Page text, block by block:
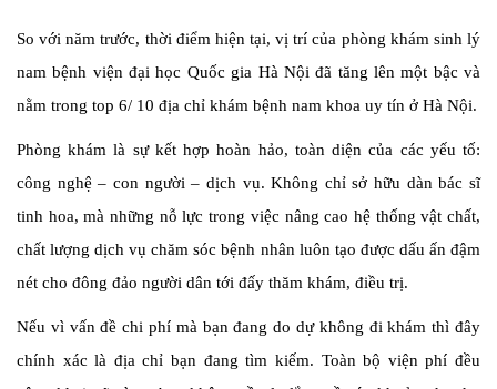
So với năm trước, thời điểm hiện tại, vị trí của phòng khám sinh lý
nam bệnh viện đại học Quốc gia Hà Nội đã tăng lên một bậc và
nằm trong top 6/ 10 địa chỉ khám bệnh nam khoa uy tín ở Hà Nội.
Phòng khám là sự kết hợp hoàn hảo, toàn diện của các yếu tố:
công nghệ – con người – dịch vụ. Không chỉ sở hữu dàn bác sĩ
tinh hoa, mà những nỗ lực trong việc nâng cao hệ thống vật chất,
chất lượng dịch vụ chăm sóc bệnh nhân luôn tạo được dấu ấn đậm
nét cho đông đảo người dân tới đấy thăm khám, điều trị.
Nếu vì vấn đề chi phí mà bạn đang do dự không đi khám thì đây
chính xác là địa chỉ bạn đang tìm kiếm. Toàn bộ viện phí đều